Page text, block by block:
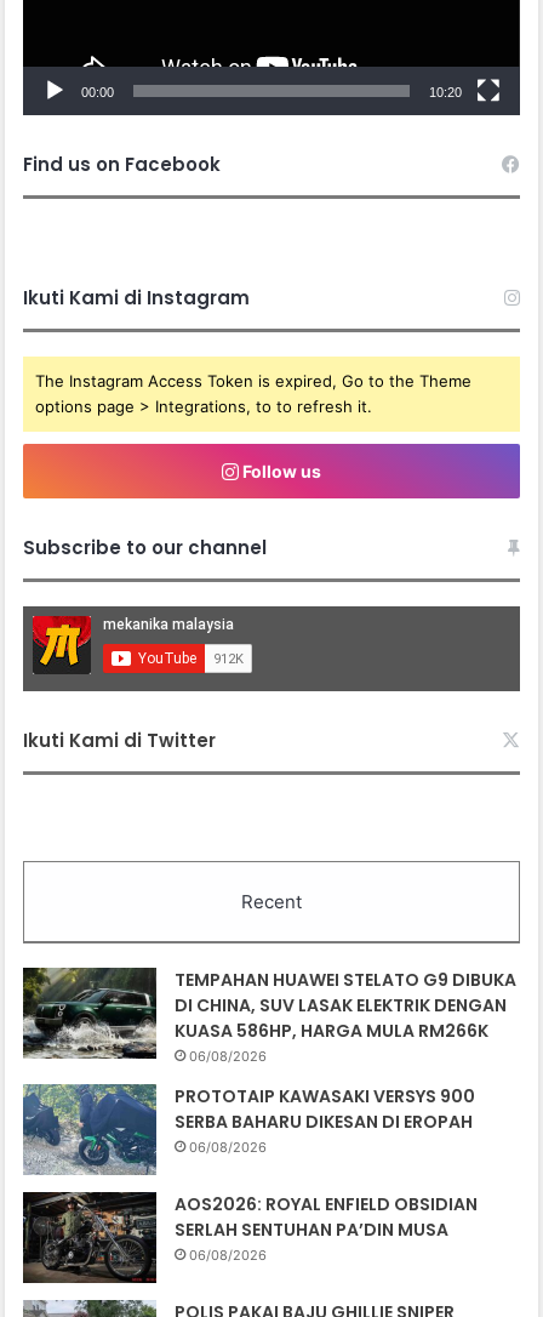
00:00 10:20
Find us on Facebook
Ikuti Kami di Instagram
The Instagram Access Token is expired, Go to the Theme
options page > Integrations, to to refresh it.
Follow us
Subscribe to our channel
Ikuti Kami di Twitter
Recent
TEMPAHAN HUAWEI STELATO G9 DIBUKA
DI CHINA, SUV LASAK ELEKTRIK DENGAN
KUASA 586HP, HARGA MULA RM266K
06/08/2026
PROTOTAIP KAWASAKI VERSYS 900
SERBA BAHARU DIKESAN DI EROPAH
06/08/2026
AOS2026: ROYAL ENFIELD OBSIDIAN
SERLAH SENTUHAN PA’DIN MUSA
06/08/2026
POLIS PAKAI BAJU GHILLIE SNIPER